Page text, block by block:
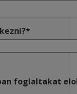
foglaltakat